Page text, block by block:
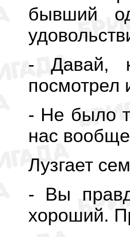
бывший
- Давай,
посмотрел
- Не было
нас
Лузгает
- Вы
хороший.